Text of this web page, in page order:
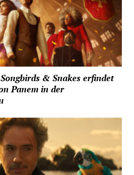
& Snakes erfindet
Panem in der